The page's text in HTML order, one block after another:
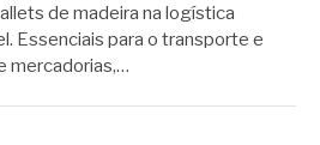
de madeira na logística
Essenciais para o transporte e
mercadorias,…